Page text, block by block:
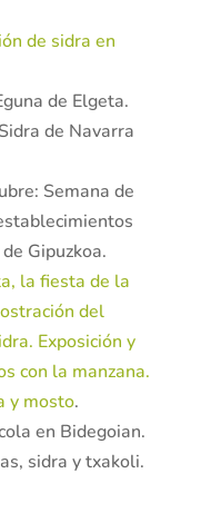
de sidra en
de Elgeta.
de Navarra
Semana de
Gipuzkoa.
la fiesta de la
del
Exposición y
con la manzana.
y mosto.
en Bidegoian.
sidra y txakoli.